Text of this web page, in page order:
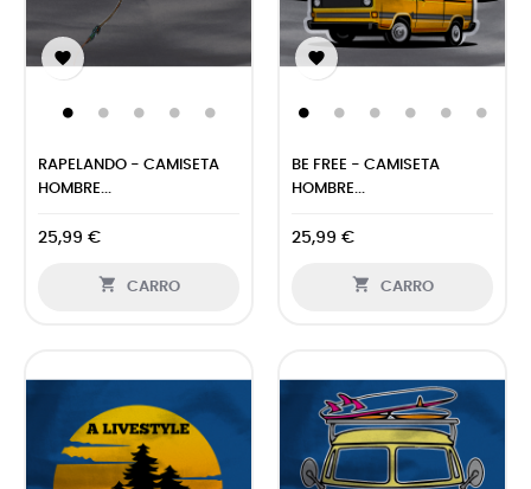

RAPELANDO - CAMISETA
HOMBRE...
25,99 €
 CARRO

BE FREE - CAMISETA
HOMBRE...
25,99 €
 CARRO